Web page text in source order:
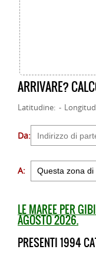
ARRIVARE?
Latitudine: -
Da:
A:
LE MAREE PER
AGOSTO 2026.
PRESENTI 1994